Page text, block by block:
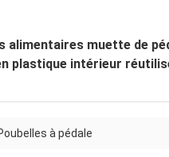
alimentaires muette de
plastique intérieur
à pédale